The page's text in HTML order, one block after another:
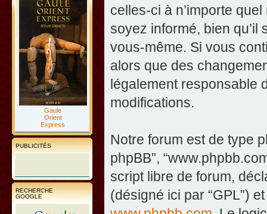
Gaule
Orient
Express
PUBLICITÉS
RECHERCHE
GOOGLE
celles-ci à n’importe
soyez informé, bien
vous-même. Si vous
alors que des
légalement responsable
modifications.
Notre forum est de type
phpBB”,
script libre de forum,
(désigné ici par “GPL”)